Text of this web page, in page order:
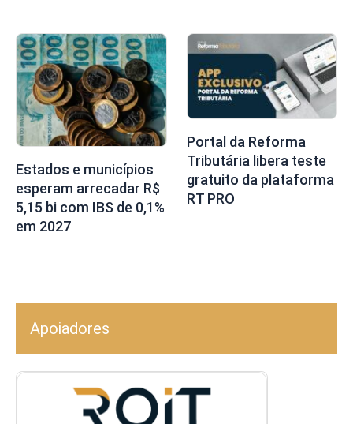
Estados e municípios
esperam arrecadar R$
5,15 bi com IBS de 0,1%
em 2027
Portal da Reforma
Tributária libera teste
gratuito da plataforma
RT PRO
Apoiadores